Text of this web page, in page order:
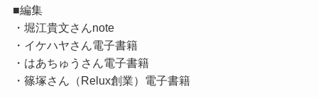
■編集
・堀江貴文さんnote
・イケハヤさん電子書籍
・はあちゅうさん電子書籍
・篠塚さん（Relux創業）電子書籍